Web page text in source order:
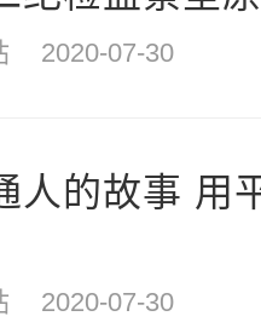
2020-07-30
人的故事 用
2020-07-30